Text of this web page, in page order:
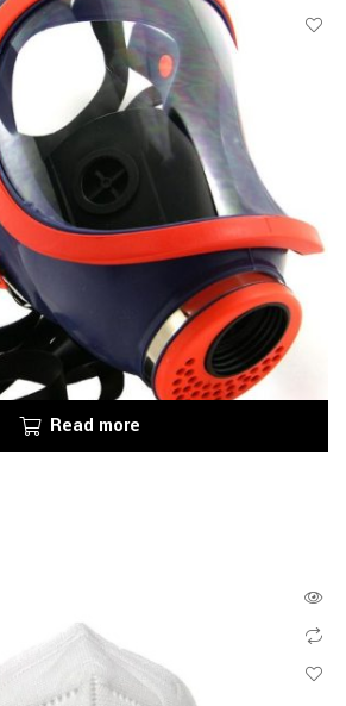
Read more